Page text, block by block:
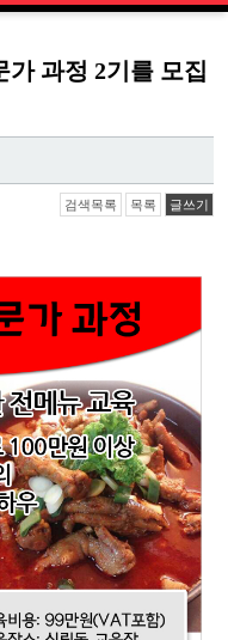
과정 2기를 모집
검색목록 목록 글쓰기